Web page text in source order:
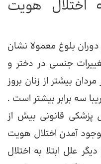
اختلال هویت
بلوغ معمولا نشان
جنسی در دختر و
بیشتر از زنان بروز
سه برابر بیشتر است .
پزشکی قانونی بیش از
بوجود آمدن اختلال هویت
علل ابتلا به اختلال